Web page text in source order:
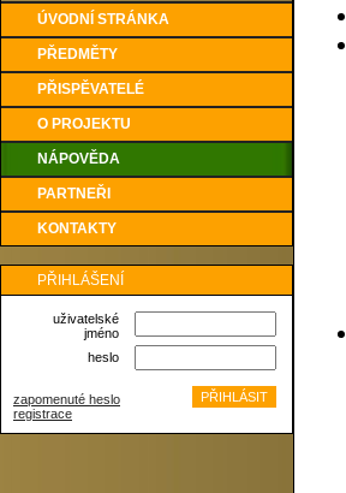
ÚVODNÍ STRÁNKA
PŘEDMĚTY
PŘISPĚVATELÉ
O PROJEKTU
NÁPOVĚDA
PARTNEŘI
KONTAKTY
PŘIHLÁŠENÍ
uživatelské
jméno
heslo
zapomenuté heslo
registrace